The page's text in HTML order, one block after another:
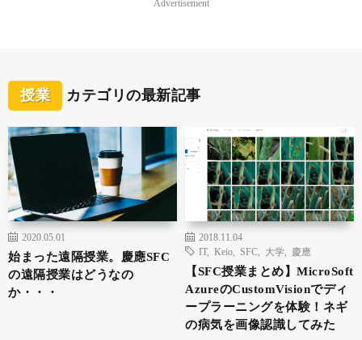
Advertisement
授業 カテゴリの最新記事
2020.05.01
始まった遠隔授業。慶應SFC
の遠隔授業はどうなの
か・・・
2018.11.04
IT, Keio SFC 大学 慶應
【SFC授業まとめ】MicroSoft
AzureのCustomVisionでディ
ープラーニングを体験！ネギ
の病気を画像認識してみた